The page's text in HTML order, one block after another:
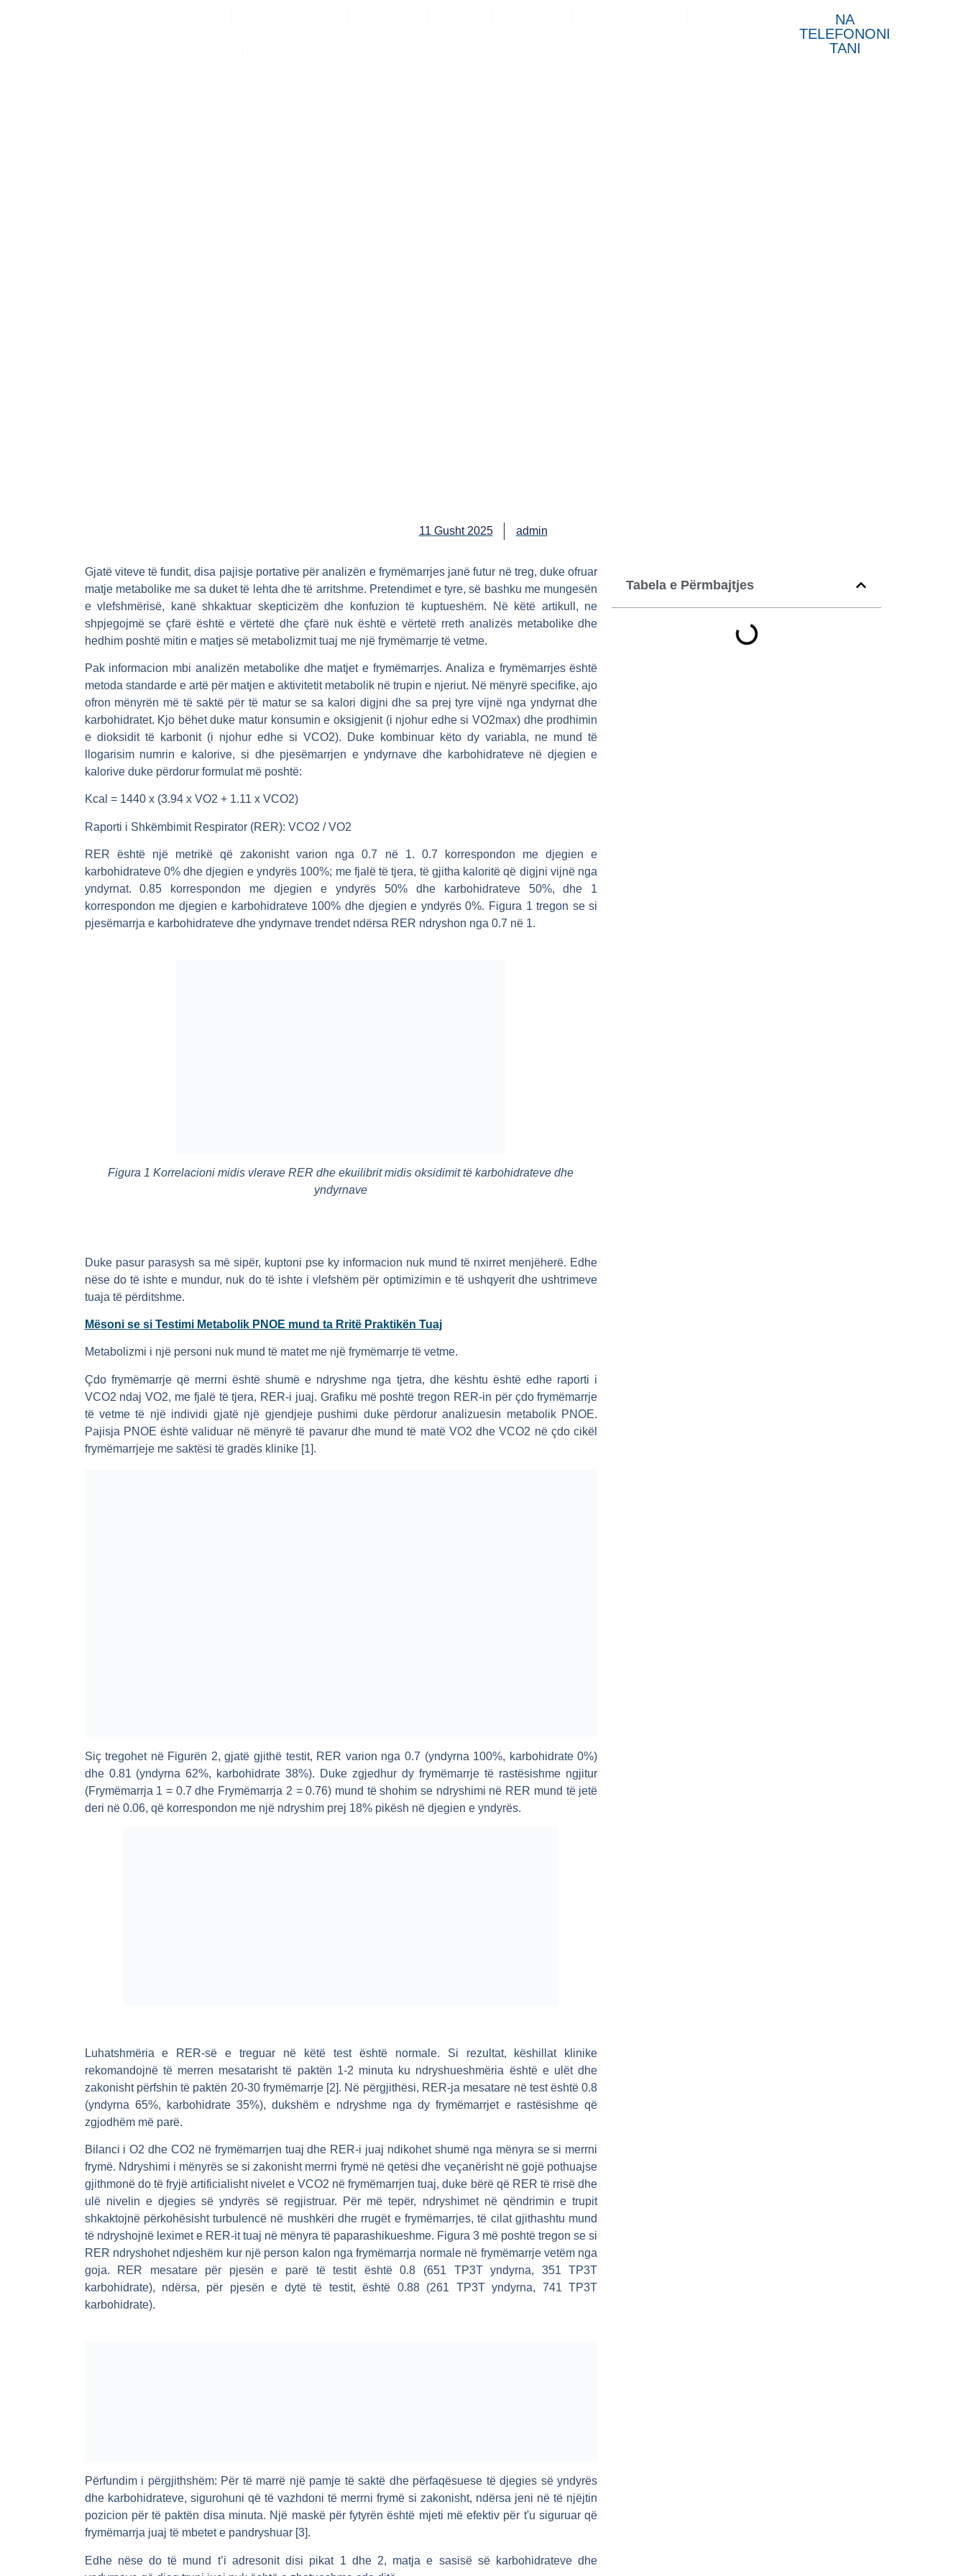
NA
TELEFONONI
TANI
11 Gusht 2025 admin
Gjatë viteve të fundit, disa pajisje portative për analizën e frymëmarrjes janë futur në treg, duke ofruar
matje metabolike me sa duket të lehta dhe të arritshme. Pretendimet e tyre, së bashku me mungesën
e vlefshmërisë, kanë shkaktuar skepticizëm dhe konfuzion të kuptueshëm. Në këtë artikull, ne
shpjegojmë se çfarë është e vërtetë dhe çfarë nuk është e vërtetë rreth analizës metabolike dhe
hedhim poshtë mitin e matjes së metabolizmit tuaj me një frymëmarrje të vetme.
Pak informacion mbi analizën metabolike dhe matjet e frymëmarrjes. Analiza e frymëmarrjes është
metoda standarde e artë për matjen e aktivitetit metabolik në trupin e njeriut. Në mënyrë specifike, ajo
ofron mënyrën më të saktë për të matur se sa kalori digjni dhe sa prej tyre vijnë nga yndyrnat dhe
karbohidratet. Kjo bëhet duke matur konsumin e oksigjenit (i njohur edhe si VO2max) dhe prodhimin
e dioksidit të karbonit (i njohur edhe si VCO2). Duke kombinuar këto dy variabla, ne mund të
llogarisim numrin e kalorive, si dhe pjesëmarrjen e yndyrnave dhe karbohidrateve në djegien e
kalorive duke përdorur formulat më poshtë:
Kcal = 1440 x (3.94 x VO2 + 1.11 x VCO2)
Raporti i Shkëmbimit Respirator (RER): VCO2 / VO2
RER është një metrikë që zakonisht varion nga 0.7 në 1. 0.7 korrespondon me djegien e
karbohidrateve 0% dhe djegien e yndyrës 100%; me fjalë të tjera, të gjitha kaloritë që digjni vijnë nga
yndyrnat. 0.85 korrespondon me djegien e yndyrës 50% dhe karbohidrateve 50%, dhe 1
korrespondon me djegien e karbohidrateve 100% dhe djegien e yndyrës 0%. Figura 1 tregon se si
pjesëmarrja e karbohidrateve dhe yndyrnave trendet ndërsa RER ndryshon nga 0.7 në 1.
Figura 1 Korrelacioni midis vlerave RER dhe ekuilibrit midis oksidimit të karbohidrateve dhe
yndyrnave
Duke pasur parasysh sa më sipër, kuptoni pse ky informacion nuk mund të nxirret menjëherë. Edhe
nëse do të ishte e mundur, nuk do të ishte i vlefshëm për optimizimin e të ushqyerit dhe ushtrimeve
tuaja të përditshme.
Mësoni se si Testimi Metabolik PNOE mund ta Rritë Praktikën Tuaj
Metabolizmi i një personi nuk mund të matet me një frymëmarrje të vetme.
Çdo frymëmarrje që merrni është shumë e ndryshme nga tjetra, dhe kështu është edhe raporti i
VCO2 ndaj VO2, me fjalë të tjera, RER-i juaj. Grafiku më poshtë tregon RER-in për çdo frymëmarrje
të vetme të një individi gjatë një gjendjeje pushimi duke përdorur analizuesin metabolik PNOE.
Pajisja PNOE është validuar në mënyrë të pavarur dhe mund të matë VO2 dhe VCO2 në çdo cikël
frymëmarrjeje me saktësi të gradës klinike [1].
Siç tregohet në Figurën 2, gjatë gjithë testit, RER varion nga 0.7 (yndyrna 100%, karbohidrate 0%)
dhe 0.81 (yndyrna 62%, karbohidrate 38%). Duke zgjedhur dy frymëmarrje të rastësishme ngjitur
(Frymëmarrja 1 = 0.7 dhe Frymëmarrja 2 = 0.76) mund të shohim se ndryshimi në RER mund të jetë
deri në 0.06, që korrespondon me një ndryshim prej 18% pikësh në djegien e yndyrës.
Luhatshmëria e RER-së e treguar në këtë test është normale. Si rezultat, këshillat klinike
rekomandojnë të merren mesatarisht të paktën 1-2 minuta ku ndryshueshmëria është e ulët dhe
zakonisht përfshin të paktën 20-30 frymëmarrje [2]. Në përgjithësi, RER-ja mesatare në test është 0.8
(yndyrna 65%, karbohidrate 35%), dukshëm e ndryshme nga dy frymëmarrjet e rastësishme që
zgjodhëm më parë.
Bilanci i O2 dhe CO2 në frymëmarrjen tuaj dhe RER-i juaj ndikohet shumë nga mënyra se si merrni
frymë. Ndryshimi i mënyrës se si zakonisht merrni frymë në qetësi dhe veçanërisht në gojë pothuajse
gjithmonë do të fryjë artificialisht nivelet e VCO2 në frymëmarrjen tuaj, duke bërë që RER të rrisë dhe
ulë nivelin e djegies së yndyrës së regjistruar. Për më tepër, ndryshimet në qëndrimin e trupit
shkaktojnë përkohësisht turbulencë në mushkëri dhe rrugët e frymëmarrjes, të cilat gjithashtu mund
të ndryshojnë leximet e RER-it tuaj në mënyra të paparashikueshme. Figura 3 më poshtë tregon se si
RER ndryshohet ndjeshëm kur një person kalon nga frymëmarrja normale në frymëmarrje vetëm nga
goja. RER mesatare për pjesën e parë të testit është 0.8 (651 TP3T yndyrna, 351 TP3T
karbohidrate), ndërsa, për pjesën e dytë të testit, është 0.88 (261 TP3T yndyrna, 741 TP3T
karbohidrate).
Përfundim i përgjithshëm: Për të marrë një pamje të saktë dhe përfaqësuese të djegies së yndyrës
dhe karbohidrateve, sigurohuni që të vazhdoni të merrni frymë si zakonisht, ndërsa jeni në të njëjtin
pozicion për të paktën disa minuta. Një maskë për fytyrën është mjeti më efektiv për t'u siguruar që
frymëmarrja juaj të mbetet e pandryshuar [3].
Edhe nëse do të mund t’i adresonit disi pikat 1 dhe 2, matja e sasisë së karbohidrateve dhe
Tabela e Përmbajtjes